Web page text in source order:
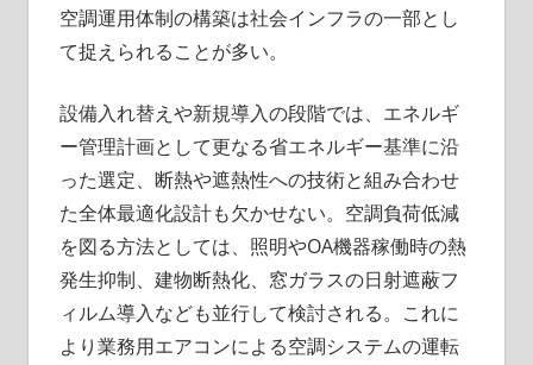
空調運用体制の構築は社会インフラの一部とし
て捉えられることが多い。
設備入れ替えや新規導入の段階では、エネルギ
ー管理計画として更なる省エネルギー基準に沿
った選定、断熱や遮熱性への技術と組み合わせ
た全体最適化設計も欠かせない。空調負荷低減
を図る方法としては、照明やOA機器稼働時の熱
発生抑制、建物断熱化、窓ガラスの日射遮蔽フ
ィルム導入なども並行して検討される。これに
より業務用エアコンによる空調システムの運転